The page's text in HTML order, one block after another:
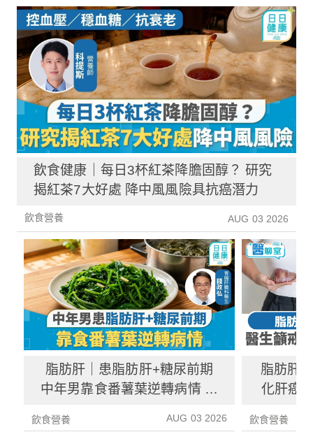
飲食健康｜每日3杯紅茶降膽固醇？ 研究
揭紅茶7大好處 降中風風險具抗癌潛力
飲食營養 AUG 03 2026
脂肪肝｜患脂肪肝+糖尿前期
中年男靠食番薯葉逆轉病情 肝
飲食營養 AUG 03 2026
脂肪肝
化肝癌
飲食營養